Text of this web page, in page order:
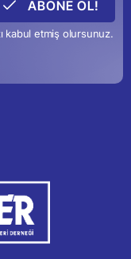
ABONE OL!
kabul etmiş olursunuz.